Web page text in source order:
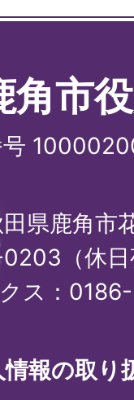
角市
号
県鹿角市
（休
ス：
報の取り